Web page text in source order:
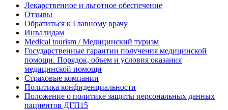
Лекарственное и льготное обеспечение
Отзывы
Обратиться к Главному врачу
Инвалидам
Medical tourism / Медицинский туризм
Государственные гарантии получения медицинской
помощи. Порядок, объем и условия оказания
медицинской помощи
Страховые компании
Политика конфиденциальности
Положение о политике защиты персональных данных
пациентов ДГП15